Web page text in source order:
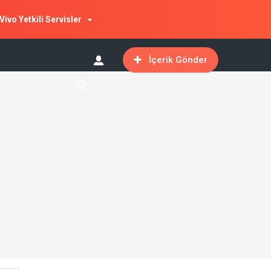
Vivo Yetkili Servisler
İçerik Gönder